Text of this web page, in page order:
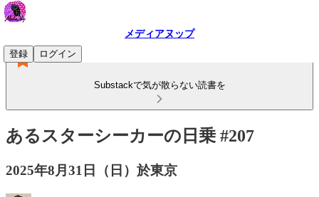
メディアヌップ
登録
ログイン
Substackで気が散らない読書を
あるスターシーカーの日乗 #207
2025年8月31日（日）於東京